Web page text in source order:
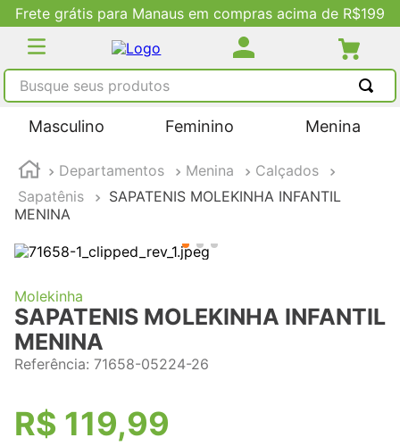
Frete grátis para Manaus em compras acima de R$199
Busque seus produtos
Masculino Feminino Menina
Departamentos Menina
Calçados
Sapatênis
SAPATENIS MOLEKINHA INFANTIL
MENINA
Molekinha
SAPATENIS MOLEKINHA INFANTIL
MENINA
Referência: 71658-05224-26
R$ 119,99
TERMOS MAIS BUSCADOS
2
tenis feminino
3º
kenner